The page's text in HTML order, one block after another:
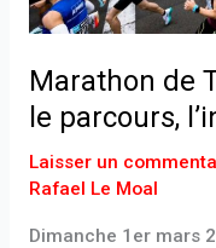
Marathon de
le parcours,
Laisser un
Rafael Le Moal
Dimanche 1er mars
parcours,